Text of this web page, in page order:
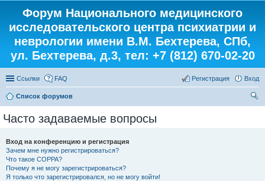
Форум Национального медицинского
исследовательского центра психиатрии и
неврологии имени В.М. Бехтерева, СПб,
ул. Бехтерева, д.3, тел: +7 (812) 670-02-20
Ссылки FAQ Вход
Регистрация
Список форумов
Часто задаваемые вопросы
Вход на конференцию и регистрация
Зачем мне нужно регистрироваться?
Что такое COPPA?
Почему я не могу зарегистрироваться?
Я только что зарегистрировался, но не могу войти!